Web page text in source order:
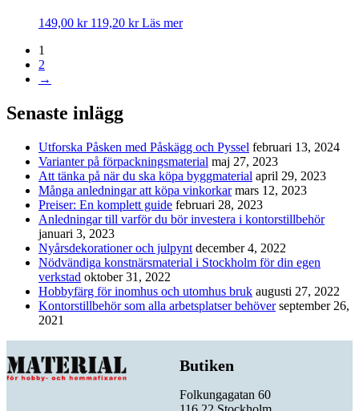
149,00 kr 119,20 kr Läs mer
1
2
→
Senaste inlägg
Utforska Påsken med Påskägg och Pyssel februari 13, 2024
Varianter på förpackningsmaterial maj 27, 2023
Att tänka på när du ska köpa byggmaterial april 29, 2023
Många anledningar att köpa vinkorkar mars 12, 2023
Preiser: En komplett guide februari 28, 2023
Anledningar till varför du bör investera i kontorstillbehör
januari 3, 2023
Nyårsdekorationer och julpynt december 4, 2022
Nödvändiga konstnärsmaterial i Stockholm för din egen
verkstad oktober 31, 2022
Hobbyfärg för inomhus och utomhus bruk augusti 27, 2022
Kontorstillbehör som alla arbetsplatser behöver september 26,
2021
Butiken
Folkungagatan 60